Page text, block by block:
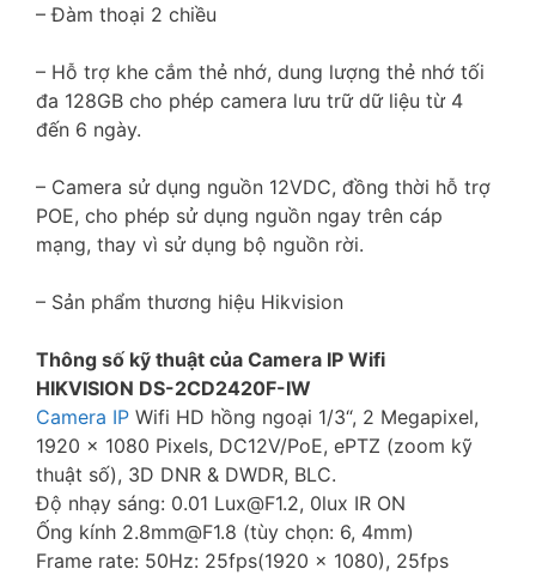
– Đàm thoại 2 chiều
– Hỗ trợ khe cắm thẻ nhớ, dung lượng thẻ nhớ tối
đa 128GB cho phép camera lưu trữ dữ liệu từ 4
đến 6 ngày.
– Camera sử dụng nguồn 12VDC, đồng thời hỗ trợ
POE, cho phép sử dụng nguồn ngay trên cáp
mạng, thay vì sử dụng bộ nguồn rời.
– Sản phẩm thương hiệu Hikvision
Thông số kỹ thuật của Camera IP Wifi
HIKVISION DS-2CD2420F-IW
Camera IP Wifi HD hồng ngoại 1/3“, 2 Megapixel,
1920 x 1080 Pixels, DC12V/PoE, ePTZ (zoom kỹ
thuật số), 3D DNR & DWDR, BLC.
Độ nhạy sáng: 0.01 Lux@F1.2, 0lux IR ON
Ống kính 2.8mm@F1.8 (tùy chọn: 6, 4mm)
Frame rate: 50Hz: 25fps(1920 × 1080), 25fps